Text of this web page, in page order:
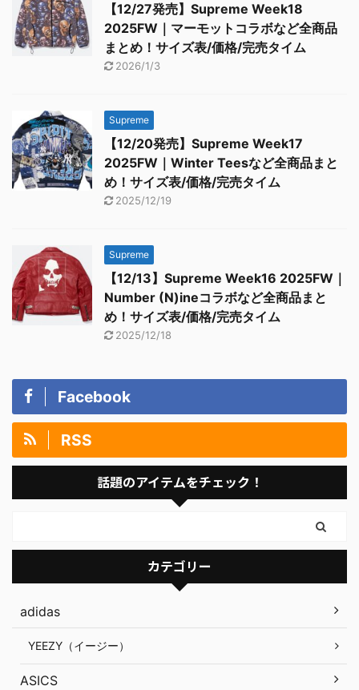
【12/27発売】Supreme Week18
2025FW｜マーモットコラボなど全商品
まとめ！サイズ表/価格/完売タイム
2026/1/3
Supreme
【12/20発売】Supreme Week17
2025FW｜Winter Teesなど全商品まと
め！サイズ表/価格/完売タイム
2025/12/19
Supreme
【12/13】Supreme Week16 2025FW｜
Number (N)ineコラボなど全商品まと
め！サイズ表/価格/完売タイム
2025/12/18
Facebook
RSS
話題のアイテムをチェック！
カテゴリー
adidas
YEEZY（イージー）
ASICS